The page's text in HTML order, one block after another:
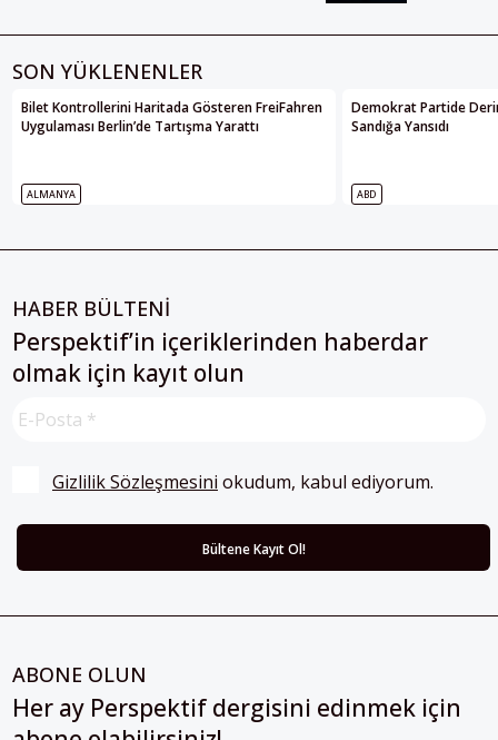
SON YÜKLENENLER
Bilet Kontrollerini Haritada Gösteren FreiFahren
Uygulaması Berlin’de Tartışma Yarattı
ALMANYA
Demokrat Partide
Sandığa Yansıdı
ABD
HABER BÜLTENİ
Perspektif’in içeriklerinden haberdar
olmak için kayıt olun
Gizlilik Sözleşmesini okudum, kabul ediyorum.
ABONE OLUN
Her ay Perspektif dergisini edinmek için